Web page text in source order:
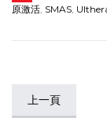
原激活, SMAS,
上一頁